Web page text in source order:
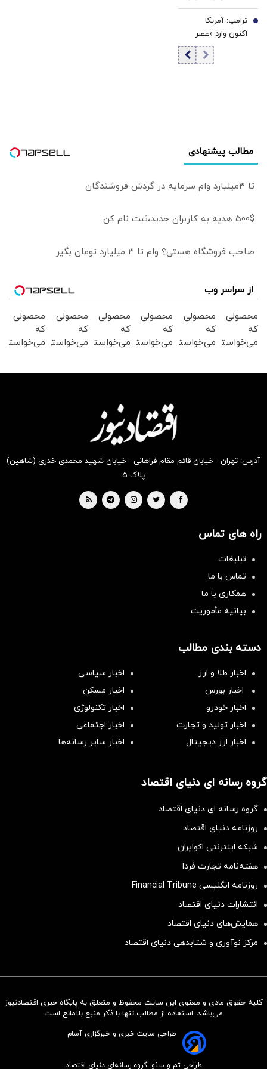
سرمایه‌گذاری همسنگ با شاخص
پیش‌بینی‌تر شود،
تأثیر میانجی‌گری
کاهش پیدا
می‌کند/ نتانیاهو
دنبال حفظ وضعیت
اوضاع منطقه
ترامپ: آمریکا
اکنون وارد «عصر
طلایی» خود شده/
آمریکا در رقابت
7
مطالب پیشنهادی
تا 3میلیارد وام سرمایه در گردش فروشندگان
500$ هدیه به کاربران جدید،ثبت نام کن
صاحب فروشگاه هستی؟ وام تا ۳ میلیارد تومان بگیر
از سراسر وب
محصولی
که
می‌خواستی
محصولی
که
می‌خواستی
محصولی
که
می‌خواستی
بخر !
محصولی
که
می‌خواستی
بخر !
محصولی
که
می‌خواستی
محصولی
که
می‌خواستی
آدرس: تهران - خیابان قائم مقام فراهانی - خیابان شهید محمدی خدری (شاهین)
پلاک ۵
راه های تماس
تبلیغات
تماس با ما
همکاری با ما
بیانیه مأموریت
دسته بندی مطالب
اخبار طلا و ارز
اخبار سیاسی
اخبار بورس
اخبار مسکن
اخبار خودرو
اخبار تکنولوژی
اخبار تولید و تجارت
اخبار اجتماعی
اخبار ارز دیجیتال
اخبار سایر رسانه‌‌ها
گروه رسانه ای دنیای اقتصاد
گروه رسانه ای دنیای اقتصاد
روزنامه دنیای اقتصاد
شبکه اینترنتی اکوایران
هفته‌نامه تجارت فردا
روزنامه انگلیسی Financial Tribune
انتشارات دنیای اقتصاد
همایش‌های دنیای اقتصاد
مرکز نوآوری و شتابدهی دنیای اقتصاد
کلیه حقوق مادی و معنوی این سایت محفوظ و متعلق به پایگاه خبری اقتصادنیوز
می‌باشد. استفاده از مطالب تنها با ذکر منبع بلامانع است
طراحی سایت خبری و خبرگزاری آسام
طراحی تم و سئو: گروه رسانه‌ای دنیای اقتصاد